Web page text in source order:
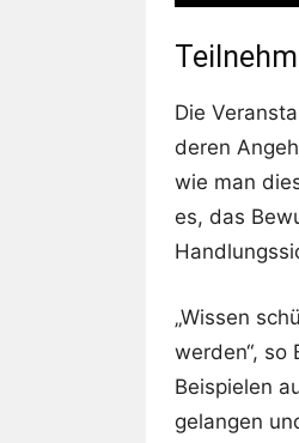
Die
deren
wie man
es, das
„Wissen
werden“, so
Beispielen
gelangen